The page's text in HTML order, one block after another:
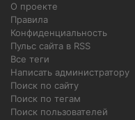
О проекте
Правила
Конфиденциальность
Пульс сайта в RSS
Все теги
Написать администратору
Поиск по сайту
Поиск по тегам
Поиск пользователей